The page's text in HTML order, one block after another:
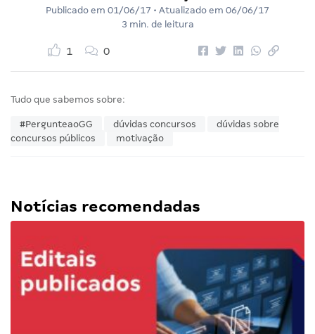
Publicado em 01/06/17 • Atualizado em 06/06/17
3 min. de leitura
1 0
Tudo que sabemos sobre:
#PergunteaoGG dúvidas concursos
dúvidas sobre
concursos públicos
motivação
Notícias recomendadas